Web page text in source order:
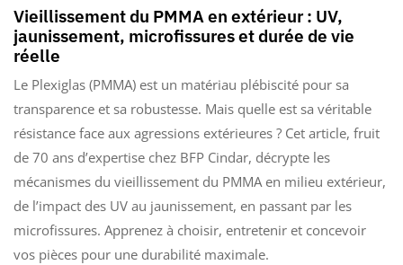
Vieillissement du PMMA en extérieur : UV,
jaunissement, microfissures et durée de vie
réelle
Le Plexiglas (PMMA) est un matériau plébiscité pour sa
transparence et sa robustesse. Mais quelle est sa véritable
résistance face aux agressions extérieures ? Cet article, fruit
de 70 ans d’expertise chez BFP Cindar, décrypte les
mécanismes du vieillissement du PMMA en milieu extérieur,
de l’impact des UV au jaunissement, en passant par les
microfissures. Apprenez à choisir, entretenir et concevoir
vos pièces pour une durabilité maximale.